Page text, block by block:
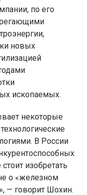
по его
новых
ископаемых.
некоторые
В России
изобретать
о «железном
— говорит Шохин.